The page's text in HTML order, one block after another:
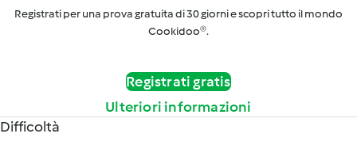
Registrati per una prova gratuita di 30 giorni e scopri tutto il mondo
Cookidoo®.
Registrati gratis
Ulteriori informazioni
Difficoltà